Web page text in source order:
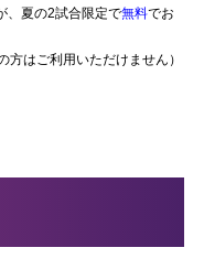
、夏の2試合限定で無料でお
方はご利用いただけません）